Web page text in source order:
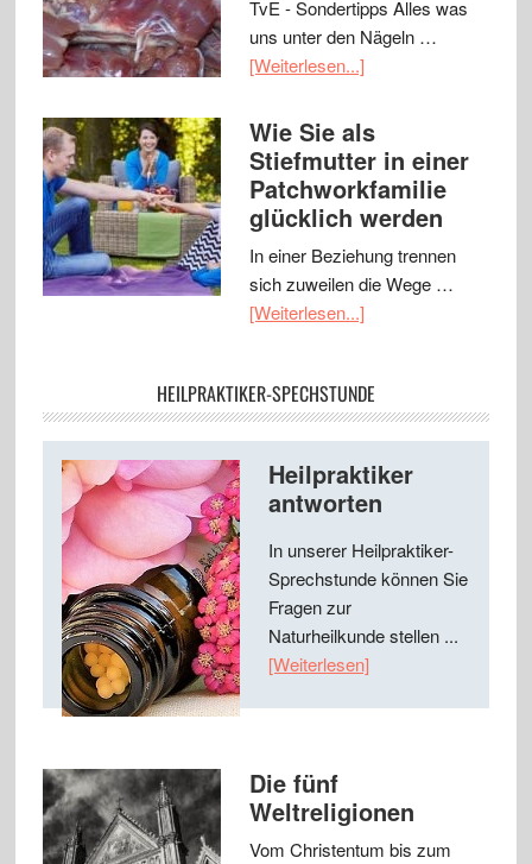
TvE - Sondertipps Alles was
uns unter den Nägeln …
[Weiterlesen...]
Wie Sie als
Stiefmutter in einer
Patchworkfamilie
glücklich werden
In einer Beziehung trennen
sich zuweilen die Wege …
[Weiterlesen...]
HEILPRAKTIKER-SPECHSTUNDE
Heilpraktiker
antworten
In unserer Heilpraktiker-
Sprechstunde können Sie
Fragen zur
Naturheilkunde stellen ...
[Weiterlesen]
Die fünf
Weltreligionen
Vom Christentum bis zum